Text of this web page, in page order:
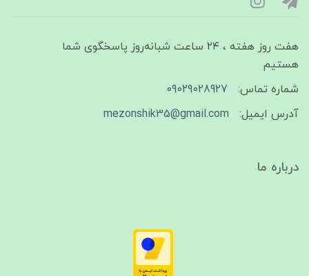
هفت روز هفته ، ۲۴ ساعت شبانه‌روز پاسخگوی شما
هستیم
شماره تماس:
09029028927
آدرس ایمیل:
mezonshik35@gmail.com
درباره ما